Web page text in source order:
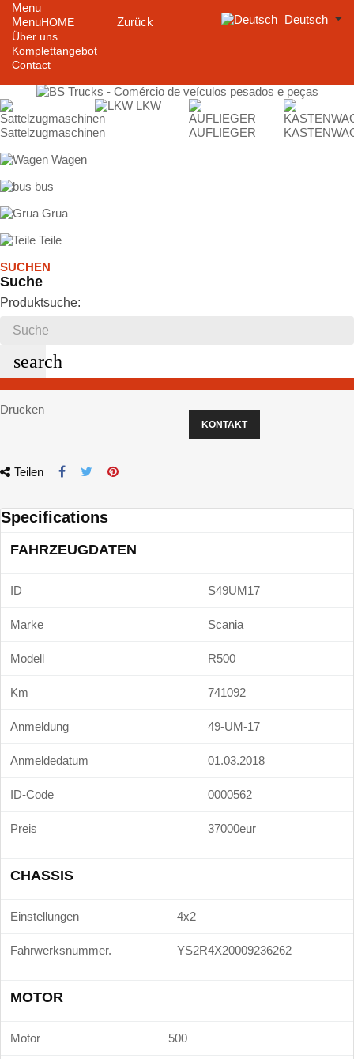
Menu
Menu
Zurück
HOME
Über uns
Komplettangebot
Contact
Deutsch
Sattelzugmaschinen
LKW
AUFLIEGER
Wagen
bus
Grua
Teile
SUCHEN
Suche
Produktsuche:
search
Drucken
KONTAKT
Teilen
Specifications
FAHRZEUGDATEN
ID S49UM17
Marke Scania
Modell R500
Km 741092
Anmeldung 49-UM-17
Anmeldedatum 01.03.2018
ID-Code 0000562
Preis 37000eur
CHASSIS
Einstellungen 4x2
Fahrwerksnummer. YS2R4X20009236262
MOTOR
Motor 500